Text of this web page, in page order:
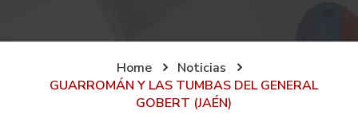
Home
Noticias
GUARROMÁN Y LAS TUMBAS DEL GENERAL
GOBERT (JAÉN)